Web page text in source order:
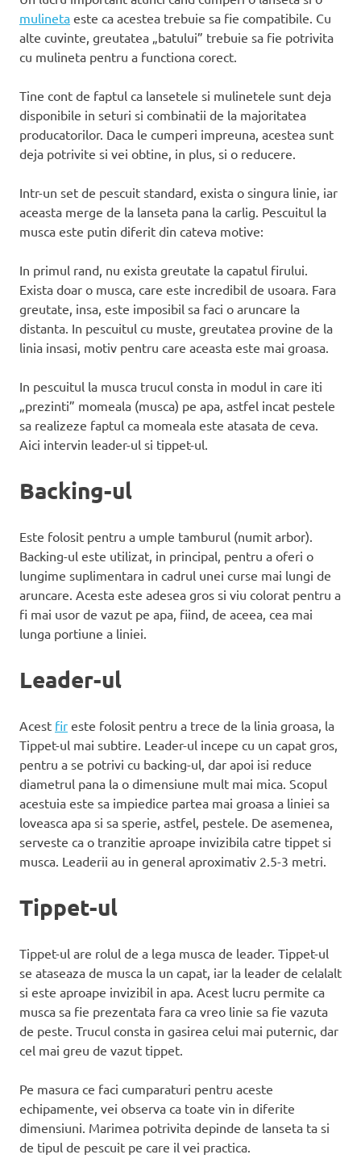
mulineta este ca acestea trebuie sa fie compatibile. Cu
alte cuvinte, greutatea „batului” trebuie sa fie potrivita
cu mulineta pentru a functiona corect.
Tine cont de faptul ca lansetele si mulinetele sunt deja
disponibile in seturi si combinatii de la majoritatea
producatorilor. Daca le cumperi impreuna, acestea sunt
deja potrivite si vei obtine, in plus, si o reducere.
Intr-un set de pescuit standard, exista o singura linie, iar
aceasta merge de la lanseta pana la carlig. Pescuitul la
musca este putin diferit din cateva motive:
In primul rand, nu exista greutate la capatul firului.
Exista doar o musca, care este incredibil de usoara. Fara
greutate, insa, este imposibil sa faci o aruncare la
distanta. In pescuitul cu muste, greutatea provine de la
linia insasi, motiv pentru care aceasta este mai groasa.
In pescuitul la musca trucul consta in modul in care iti
„prezinti” momeala (musca) pe apa, astfel incat pestele
sa realizeze faptul ca momeala este atasata de ceva.
Aici intervin leader-ul si tippet-ul.
Backing-ul
Este folosit pentru a umple tamburul (numit arbor).
Backing-ul este utilizat, in principal, pentru a oferi o
lungime suplimentara in cadrul unei curse mai lungi de
aruncare. Acesta este adesea gros si viu colorat pentru a
fi mai usor de vazut pe apa, fiind, de aceea, cea mai
lunga portiune a liniei.
Leader-ul
Acest fir este folosit pentru a trece de la linia groasa, la
Tippet-ul mai subtire. Leader-ul incepe cu un capat gros,
pentru a se potrivi cu backing-ul, dar apoi isi reduce
diametrul pana la o dimensiune mult mai mica. Scopul
acestuia este sa impiedice partea mai groasa a liniei sa
loveasca apa si sa sperie, astfel, pestele. De asemenea,
serveste ca o tranzitie aproape invizibila catre tippet si
musca. Leaderii au in general aproximativ 2.5-3 metri.
Tippet-ul
Tippet-ul are rolul de a lega musca de leader. Tippet-ul
se ataseaza de musca la un capat, iar la leader de celalalt
si este aproape invizibil in apa. Acest lucru permite ca
musca sa fie prezentata fara ca vreo linie sa fie vazuta
de peste. Trucul consta in gasirea celui mai puternic, dar
cel mai greu de vazut tippet.
Pe masura ce faci cumparaturi pentru aceste
echipamente, vei observa ca toate vin in diferite
dimensiuni. Marimea potrivita depinde de lanseta ta si
de tipul de pescuit pe care il vei practica.